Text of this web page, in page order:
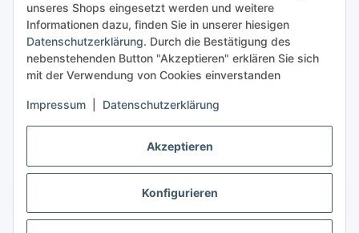
Akzeptieren
Konfigurieren
unseres Shops eingesetzt werden und weitere
Informationen dazu, finden Sie in unserer hiesigen
Datenschutzerklärung. Durch die Bestätigung des
nebenstehenden Button "Akzeptieren" erklären Sie sich
mit der Verwendung von Cookies einverstanden
Impressum Datenschutzerklärung
Vertrag widerrufen
* Alle Preise inkl. gesetzlicher USt., zzgl.Versand